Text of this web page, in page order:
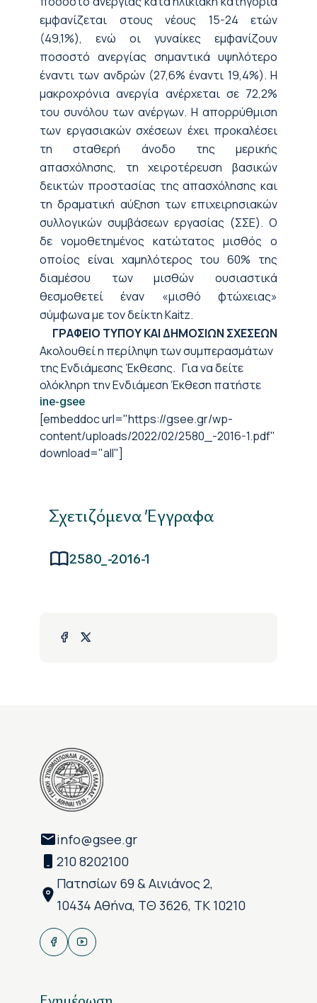
εμφανίζεται στους νέους 15-24 ετών
(49,1%), ενώ οι γυναίκες εμφανίζουν
ποσοστό ανεργίας σημαντικά υψηλότερο
έναντι των ανδρών (27,6% έναντι 19,4%). Η
μακροχρόνια ανεργία ανέρχεται σε 72,2%
του συνόλου των ανέργων. Η απορρύθμιση
των εργασιακών σχέσεων έχει προκαλέσει
τη σταθερή άνοδο της μερικής
απασχόλησης, τη χειροτέρευση βασικών
δεικτών προστασίας της απασχόλησης και
τη δραματική αύξηση των επιχειρησιακών
συλλογικών συμβάσεων εργασίας (ΣΣΕ). Ο
δε νομοθετημένος κατώτατος μισθός ο
οποίος είναι χαμηλότερος του 60% της
διαμέσου των μισθών ουσιαστικά
θεσμοθετεί έναν «μισθό φτώχειας»
σύμφωνα με τον δείκτη Kaitz.
ΓΡΑΦΕΙΟ ΤΥΠΟΥ ΚΑΙ ΔΗΜΟΣΙΩΝ ΣΧΕΣΕΩΝ
Ακολουθεί η περίληψη των συμπερασμάτων
της Ενδιάμεσης Έκθεσης. Για να δείτε
ολόκληρη την Ενδιάμεση Έκθεση πατήστε
ine-gsee
[embeddoc url="https://gsee.gr/wp-
content/uploads/2022/02/2580_-2016-1.pdf"
download="all"]
Σχετιζόμενα Έγγραφα
2580_-2016-1
info@gsee.gr
210 8202100
Πατησίων 69 & Αινιάνος 2,
10434 Αθήνα, ΤΘ 3626, ΤΚ 10210